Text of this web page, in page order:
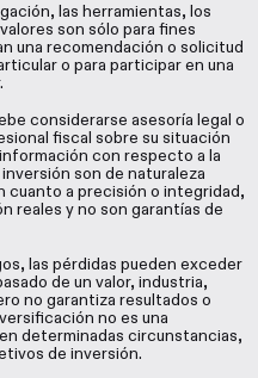
las herramientas, los
son sólo para fines
una recomendación o solicitud
o para participar en una
considerarse asesoría legal o
fiscal sobre su situación
con respecto a la
son de naturaleza
cuanto a precisión o integridad,
reales y no son garantías de
las pérdidas pueden exceder
de un valor, industria,
no garantiza resultados o
no es una
determinadas circunstancias,
de inversión.